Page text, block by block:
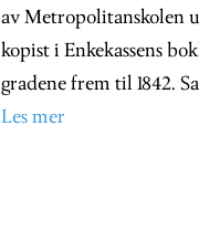
av Metropolitanskolen
kopist i Enkekassens
gradene frem til 1842.
Les mer